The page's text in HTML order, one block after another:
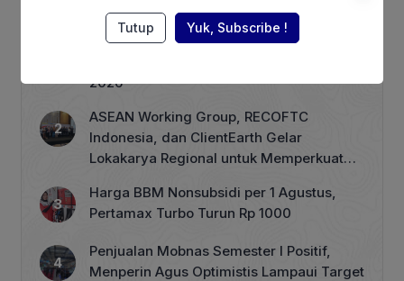
Terhimpit Persoalan Keuangan, PT GNI
2026
ASEAN Working Group, RECOFTC
Indonesia, dan ClientEarth Gelar
Lokakarya Regional untuk Memperkuat
Harga BBM Nonsubsidi per 1 Agustus,
Pertamax Turbo Turun Rp 1000
Penjualan Mobnas Semester I Positif,
Menperin Agus Optimistis Lampaui Target
Tutup Yuk, Subscribe !